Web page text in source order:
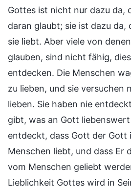
Gottes ist nicht nur dazu da,
daran glaubt; sie ist dazu da,
sie liebt. Aber viele von
glauben, sind nicht fähig,
entdecken. Die Menschen
zu lieben, und sie versuchen
lieben. Sie haben nie
gibt, was an Gott
entdeckt, dass Gott der Gott
Menschen liebt, und dass Er
vom Menschen geliebt
Lieblichkeit Gottes wird in